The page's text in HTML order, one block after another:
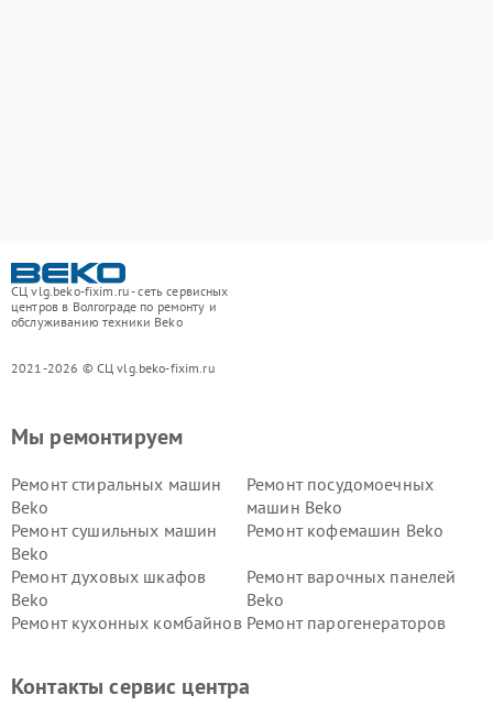
СЦ vlg.beko-fixim.ru - сеть сервисных
центров в Волгограде по ремонту и
обслуживанию техники Beko
2021-2026 © СЦ vlg.beko-fixim.ru
Мы ремонтируем
Ремонт стиральных машин
Beko
Ремонт посудомоечных
машин Beko
Ремонт сушильных машин
Beko
Ремонт кофемашин Beko
Ремонт духовых шкафов
Beko
Ремонт варочных панелей
Beko
Ремонт кухонных комбайнов Ремонт парогенераторов
Ремонт холодильников Beko Ремонт морозильных камер
Контакты сервис центра